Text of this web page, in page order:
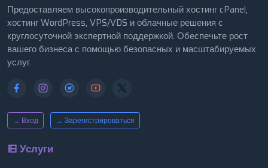
Предоставляем высокопроизводительный хостинг cPanel,
хостинг WordPress, VPS/VDS и облачные решения с
круглосуточной экспертной поддержкой. Обеспечьте рост
вашего бизнеса с помощью безопасных и масштабируемых
услуг.
→ Вход → Зарегистрироваться
Услуги